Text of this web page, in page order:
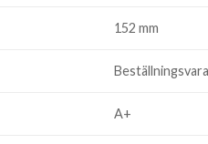
152 mm
A+